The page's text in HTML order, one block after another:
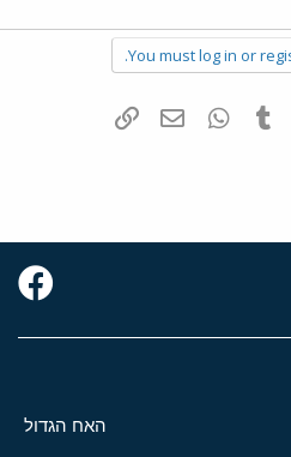
You must log in or
Pinterest
Tumblr
WhatsAppדואר אלקטרוני
האח הגדול